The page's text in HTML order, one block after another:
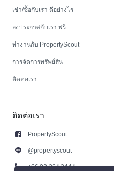
เช่า/ซื้อกับเรา ดีอย่างไร
ลงประกาศกับเรา ฟรี
ทำงานกับ PropertyScout
การจัดการทรัพย์สิน
ติดต่อเรา
ติดต่อเรา
PropertyScout
@propertyscout
+66 92 264 3444